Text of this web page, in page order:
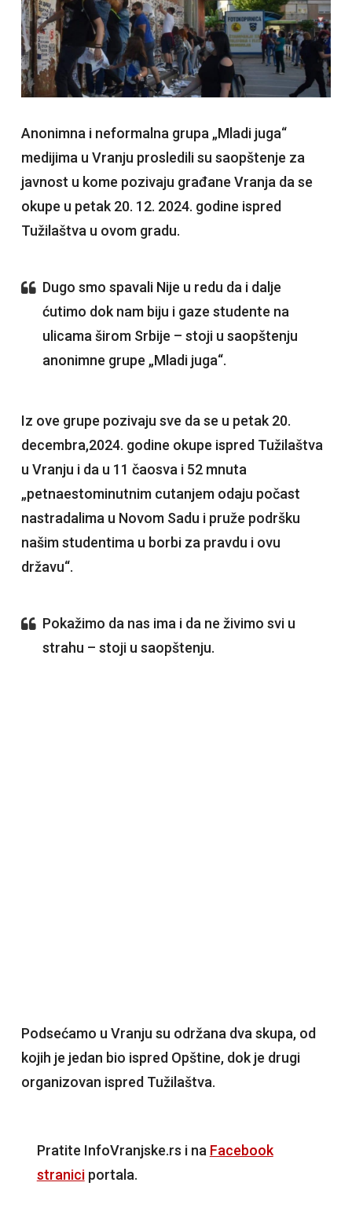
Anonimna i neformalna grupa „Mladi juga“
medijima u Vranju prosledili su saopštenje za
javnost u kome pozivaju građane Vranja da se
okupe u petak 20. 12. 2024. godine ispred
Tužilaštva u ovom gradu.
Dugo smo spavali Nije u redu da i dalje
ćutimo dok nam biju i gaze studente na
ulicama širom Srbije – stoji u saopštenju
anonimne grupe „Mladi juga“.
Iz ove grupe pozivaju sve da se u petak 20.
decembra,2024. godine okupe ispred Tužilaštva
u Vranju i da u 11 čaosva i 52 mnuta
„petnaestominutnim cutanjem odaju počast
nastradalima u Novom Sadu i pruže podršku
našim studentima u borbi za pravdu i ovu
državu“.
Pokažimo da nas ima i da ne živimo svi u
strahu – stoji u saopštenju.
Podsećamo u Vranju su održana dva skupa, od
kojih je jedan bio ispred Opštine, dok je drugi
organizovan ispred Tužilaštva.
Pratite InfoVranjske.rs i na Facebook
straniciportala.